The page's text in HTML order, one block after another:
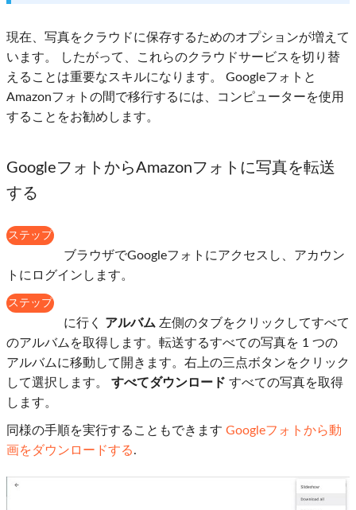
現在、写真をクラウドに保存するためのオプションが増えて
います。 したがって、これらのクラウドサービスを切り替
えることは重要なスキルになります。 Googleフォトと
Amazonフォトの間で移行するには、コンピューターを使用
することをお勧めします。
GoogleフォトからAmazonフォトに写真を転送
する
ステップ
ブラウザでGoogleフォトにアクセスし、アカウン
トにログインします。
ステップ
に行く アルバム 左側のタブをクリックしてすべて
のアルバムを取得します。転送するすべての写真を 1 つの
アルバムに移動して開きます。右上の三点ボタンをクリック
して選択します。 すべてダウンロード すべての写真を取得
します。
同様の手順を実行することもできます Googleフォトから動
画をダウンロードする.